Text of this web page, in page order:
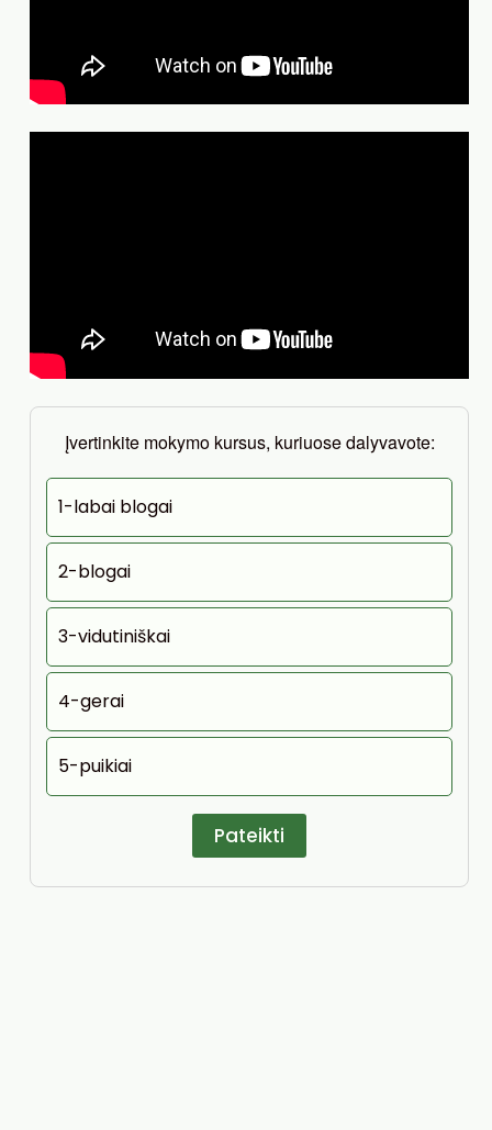
Įvertinkite mokymo kursus, kuriuose dalyvavote:
1-labai blogai
2-blogai
3-vidutiniškai
4-gerai
5-puikiai